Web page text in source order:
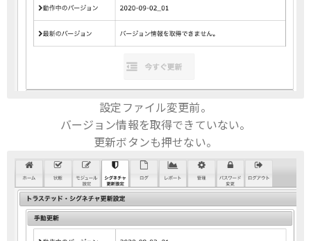
設定ファイル変更前。
バージョン情報を取得できていない。
更新ボタンも押せない。